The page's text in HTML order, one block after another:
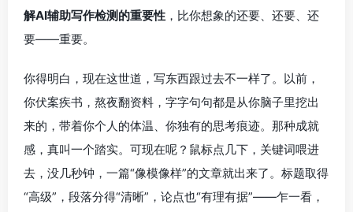
解AI辅助写作检测的重要性 ，比你想象的还要、还要、还
要——重要。
你得明白，现在这世道，写东西跟过去不一样了。以前，
你伏案疾书，熬夜翻资料，字字句句都是从你脑子里挖出
来的，带着你个人的体温、你独有的思考痕迹。那种成就
感，真叫一个踏实。可现在呢？鼠标点几下，关键词喂进
去，没几秒钟，一篇“像模像样”的文章就出来了。标题取得
“高级”，段落分得“清晰”，论点也“有理有据”——乍一看，